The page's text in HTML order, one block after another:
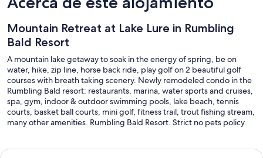
Mountain Retreat at Lake Lure in Rumbling
Bald Resort
A mountain lake getaway to soak in the energy of spring, be on
water, hike, zip line, horse back ride, play golf on 2 beautiful golf
courses with breath taking scenery. Newly remodeled condo in the
Rumbling Bald resort: restaurants, marina, water sports and cruises,
spa, gym, indoor & outdoor swimming pools, lake beach, tennis
courts, basket ball courts, mini golf, fitness trail, trout fishing stream,
many other amenities. Rumbling Bald Resort. Strict no pets policy.